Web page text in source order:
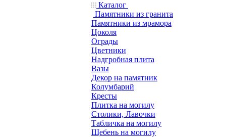
Каталог
Памятники из гранита
Памятники из мрамора
Цоколя
Ограды
Цветники
Надгробная плита
Вазы
Декор на памятник
Колумбарий
Кресты
Плитка на могилу
Столики, Лавочки
Табличка на могилу
Щебень на могилу